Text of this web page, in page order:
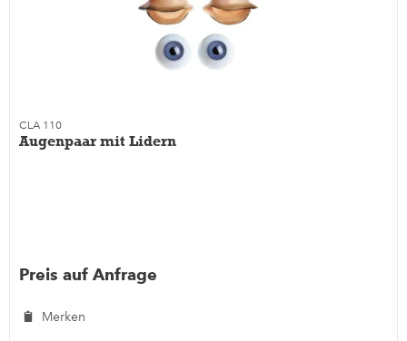
CLA 110
Augenpaar mit Lidern
Preis auf Anfrage
Merken